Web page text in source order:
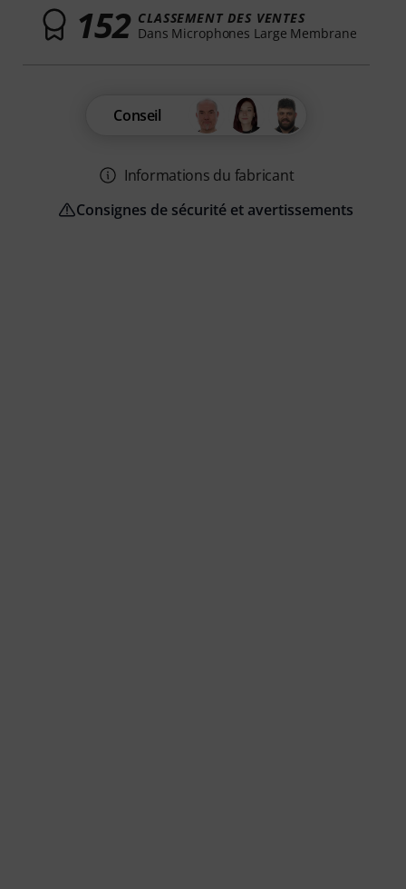
152 CLASSEMENT DES VENTES
Dans Microphones Large Membrane
Conseil
Informations du fabricant
Consignes de sécurité et avertissements